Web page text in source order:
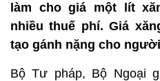
làm cho giá một lít
nhiều thuế phí. Giá
tạo gánh nặng cho
Bộ Tư pháp, Bộ Ngoại